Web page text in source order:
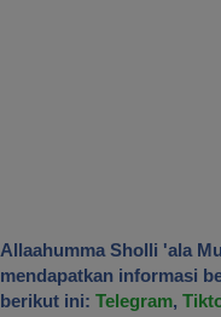
Allaahumma Sholli 'ala
mendapatkan informasi
berikut ini: Telegram,